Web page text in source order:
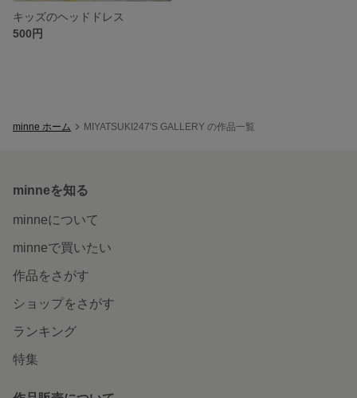
キッズのヘッドドレス
500円
minne ホーム MIYATSUKI247'S GALLERY の作品一覧
minneを知る
minneについて
minneで買いたい
作品をさがす
ショップをさがす
ランキング
特集